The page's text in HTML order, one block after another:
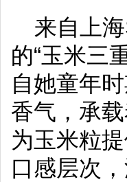
来自上
的“玉米三
自她童年
香气，承
为玉米粒
口感层次